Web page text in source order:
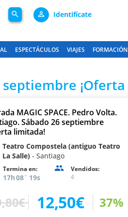
search person_outline Identifícate
ESPECTÁCULOS VIAJES FORMACIÓN
septiembre ¡Oferta
MAGIC SPACE. Pedro Volta.
Sábado 26 septiembre
limitada!
Teatro Compostela (antiguo Teatro
La Salle)
Santiago
Termina en:
17 08 19
Vendidos:
4
12,50€ 37%